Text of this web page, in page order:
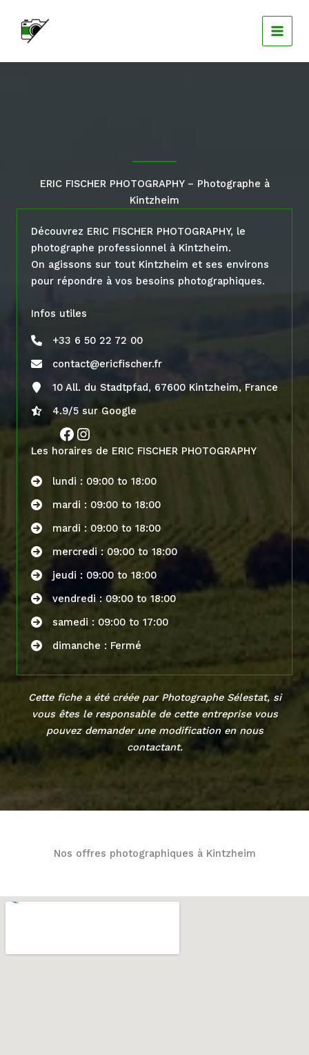
contenu
ERIC FISCHER PHOTOGRAPHY – Photographe à
Kintzheim
Découvrez ERIC FISCHER PHOTOGRAPHY, le
photographe professionnel à Kintzheim.
On agissons sur tout Kintzheim et ses environs
pour répondre à vos besoins photographiques.
Infos utiles
+33 6 50 22 72 00
contact@ericfischer.fr
10 All. du Stadtpfad, 67600 Kintzheim, France
4.9/5 sur Google
Facebook
Instagram
Les horaires de ERIC FISCHER PHOTOGRAPHY
lundi : 09:00 to 18:00
mardi : 09:00 to 18:00
mardi : 09:00 to 18:00
mercredi : 09:00 to 18:00
jeudi : 09:00 to 18:00
vendredi : 09:00 to 18:00
samedi : 09:00 to 17:00
dimanche : Fermé
Cette fiche a été créée par Photographe Sélestat, si
vous êtes le responsable de cette entreprise vous
pouvez demander une modification en nous
contactant.
Nos offres photographiques à Kintzheim